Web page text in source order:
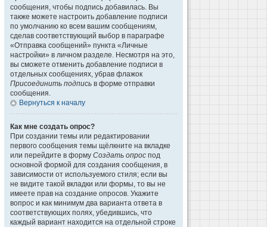
сообщения, чтобы подпись добавилась. Вы
также можете настроить добавление подписи
по умолчанию ко всем вашим сообщениям,
сделав соответствующий выбор в параграфе
«Отправка сообщений» пункта «Личные
настройки» в личном разделе. Несмотря на это,
вы сможете отменить добавление подписи в
отдельных сообщениях, убрав флажок
Присоединить подпись в форме отправки
сообщения.
Вернуться к началу
Как мне создать опрос?
При создании темы или редактировании
первого сообщения темы щёлкните на вкладке
или перейдите в форму Создать опрос под
основной формой для создания сообщения, в
зависимости от используемого стиля; если вы
не видите такой вкладки или формы, то вы не
имеете прав на создание опросов. Укажите
вопрос и как минимум два варианта ответа в
соответствующих полях, убедившись, что
каждый вариант находится на отдельной строке